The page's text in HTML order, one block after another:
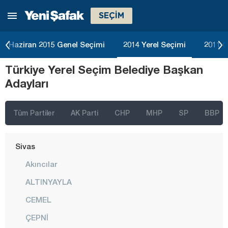
SEÇİM
Haziran 2015 Genel Seçimi 2014 Yerel Seçimi 2011
Türkiye Yerel Seçim Belediye Başkan
Adayları
Tüm Partiler AK Parti CHP MHP SP BBP
Ordu
Sakarya
Samsun
Sinop
Sivas
Akıncılar
ALTINYAYLA
CEMEL
ÇEPNİ